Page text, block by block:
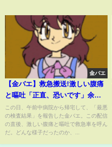
金バエ
【金バエ】救急搬送!激しい腹痛
と嘔吐「正直、恐いです」余命
宣告受け
この日、午前中病院から帰宅して、「最悪
の検査結果」を報告した金バエ。この配信
の直後、激しい腹痛と嘔吐で救急車を呼ん
だ。どんな様子だったのか、...